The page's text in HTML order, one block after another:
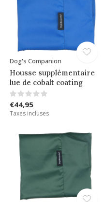
Dog's Companion
Housse supplémentaire
lue de cobalt coating
€44,95
Taxes incluses